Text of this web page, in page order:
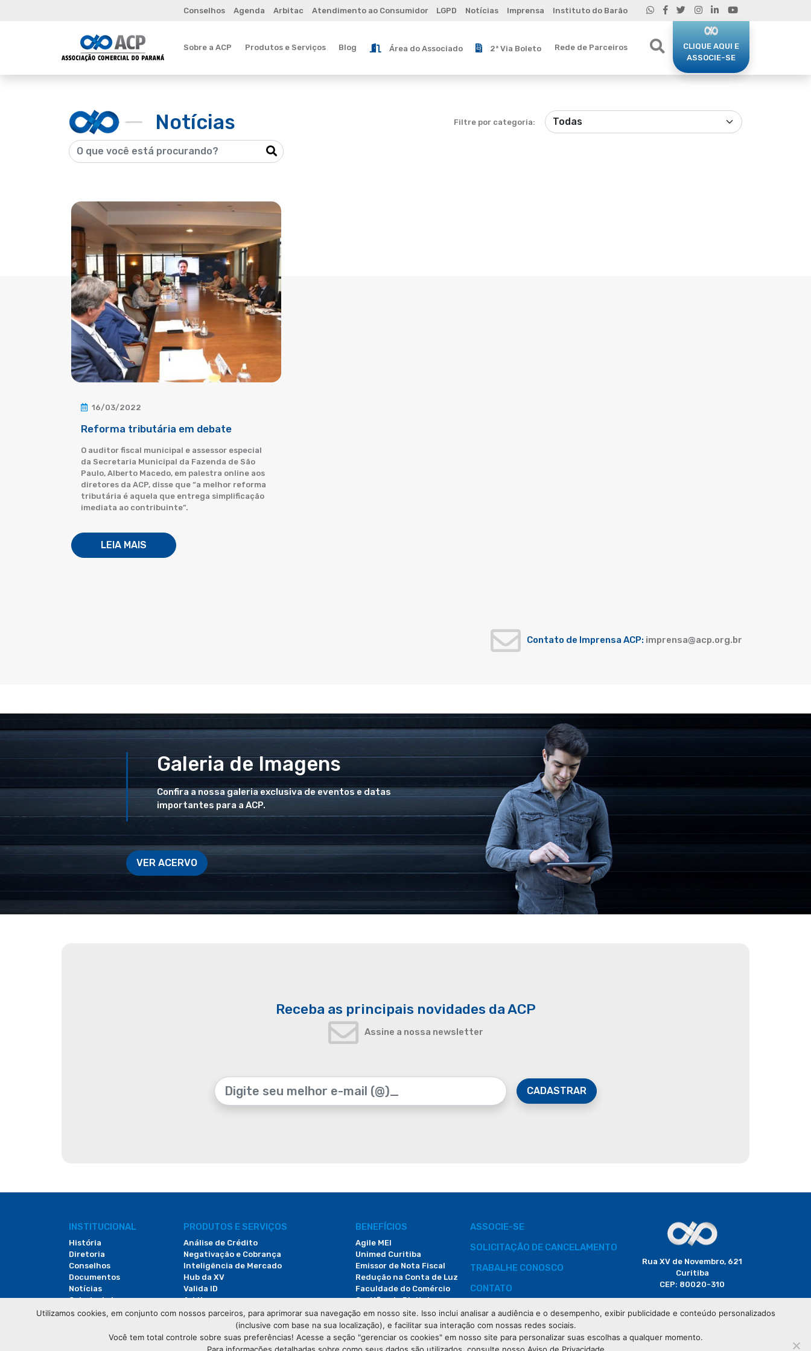
Conselhos Agenda Arbitac Atendimento ao Consumidor LGPD Notícias Imprensa Instituto do Barão
Sobre a ACP Produtos e Serviços Blog Área do Associado 2ª Via Boleto Rede de Parceiros
CLIQUE AQUI E
ASSOCIE-SE
Notícias Filtre por categoria:
16/03/2022
Reforma tributária em debate
O auditor fiscal municipal e assessor especial
da Secretaria Municipal da Fazenda de São
Paulo, Alberto Macedo, em palestra online aos
diretores da ACP, disse que “a melhor reforma
tributária é aquela que entrega simplificação
imediata ao contribuinte”.
LEIA MAIS
Contato de Imprensa ACP: imprensa@acp.org.br
Galeria de Imagens
Confira a nossa galeria exclusiva de eventos e datas
importantes para a ACP.
VER ACERVO
Receba as principais novidades da ACP
Assine a nossa newsletter
CADASTRAR
INSTITUCIONAL
História
Diretoria
Conselhos
Documentos
Notícias
Galeria de Imagens
Revista do Comércio
PRODUTOS E SERVIÇOS
Análise de Crédito
Negativação e Cobrança
Inteligência de Mercado
Hub da XV
Valida ID
Arbitac
Locação de Espaços
BENEFÍCIOS
Agile MEI
Unimed Curitiba
Emissor de Nota Fiscal
Redução na Conta de Luz
Faculdade do Comércio
Certificado Digital
ASSOCIE-SE
SOLICITAÇÃO DE CANCELAMENTO
TRABALHE CONOSCO
CONTATO
ÁREA DO COLABORADOR
DEMANDAS JUDICIAIS
Rua XV de Novembro, 621
Curitiba
CEP: 80020-310
(41) 3320-2929
Utilizamos cookies, em conjunto com nossos parceiros, para aprimorar sua navegação em nosso site. Isso inclui analisar a audiência e o desempenho, exibir publicidade e conteúdo personalizados
(inclusive com base na sua localização), e facilitar sua interação com nossas redes sociais.
Você tem total controle sobre suas preferências! Acesse a seção "gerenciar os cookies" em nosso site para personalizar suas escolhas a qualquer momento.